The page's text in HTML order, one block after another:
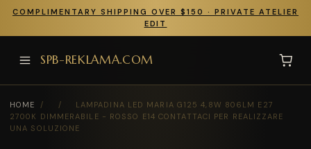
COMPLIMENTARY SHIPPING OVER $150 · PRIVATE ATELIER
EDIT
SPB-REKLAMA.COM
HOME / /
LAMPADINA LED MARIA G125 4,8W 806LM E27
2700K DIMMERABILE - ROSSO E14 CONTATTACI PER REALIZZARE
UNA SOLUZIONE